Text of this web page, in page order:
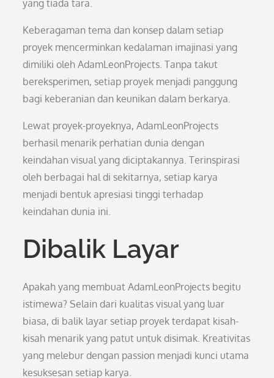
yang tiada tara.
Keberagaman tema dan konsep dalam setiap
proyek mencerminkan kedalaman imajinasi yang
dimiliki oleh AdamLeonProjects. Tanpa takut
bereksperimen, setiap proyek menjadi panggung
bagi keberanian dan keunikan dalam berkarya.
Lewat proyek-proyeknya, AdamLeonProjects
berhasil menarik perhatian dunia dengan
keindahan visual yang diciptakannya. Terinspirasi
oleh berbagai hal di sekitarnya, setiap karya
menjadi bentuk apresiasi tinggi terhadap
keindahan dunia ini.
Dibalik Layar
Apakah yang membuat AdamLeonProjects begitu
istimewa? Selain dari kualitas visual yang luar
biasa, di balik layar setiap proyek terdapat kisah-
kisah menarik yang patut untuk disimak. Kreativitas
yang melebur dengan passion menjadi kunci utama
kesuksesan setiap karya.